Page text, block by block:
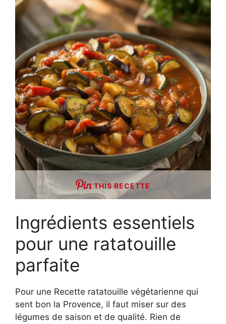
THIS RECETTE
Ingrédients essentiels
pour une ratatouille
parfaite
Pour une Recette ratatouille végétarienne qui
sent bon la Provence, il faut miser sur des
légumes de saison et de qualité. Rien de